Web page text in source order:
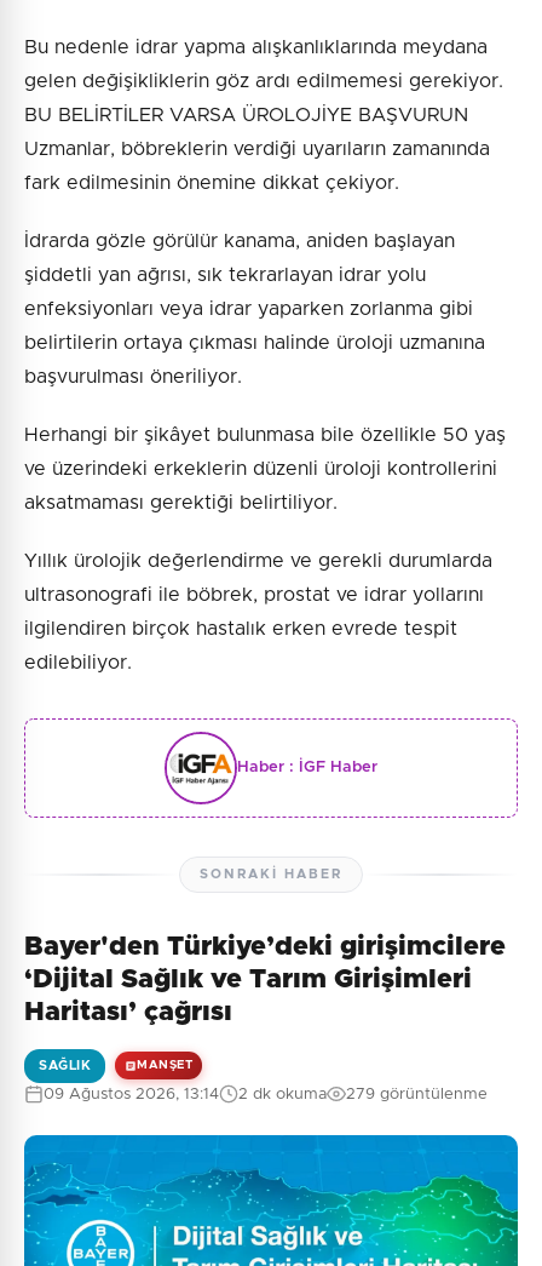
Bu nedenle idrar yapma alışkanlıklarında meydana
gelen değişikliklerin göz ardı edilmemesi gerekiyor.
BU BELİRTİLER VARSA ÜROLOJİYE BAŞVURUN
Uzmanlar, böbreklerin verdiği uyarıların zamanında
fark edilmesinin önemine dikkat çekiyor.
İdrarda gözle görülür kanama, aniden başlayan
şiddetli yan ağrısı, sık tekrarlayan idrar yolu
enfeksiyonları veya idrar yaparken zorlanma gibi
belirtilerin ortaya çıkması halinde üroloji uzmanına
başvurulması öneriliyor.
Herhangi bir şikâyet bulunmasa bile özellikle 50 yaş
ve üzerindeki erkeklerin düzenli üroloji kontrollerini
aksatmaması gerektiği belirtiliyor.
Yıllık ürolojik değerlendirme ve gerekli durumlarda
ultrasonografi ile böbrek, prostat ve idrar yollarını
ilgilendiren birçok hastalık erken evrede tespit
edilebiliyor.
Haber : İGF Haber
SONRAKI HABER
Bayer'den Türkiye’deki girişimcilere
‘Dijital Sağlık ve Tarım Girişimleri
Haritası’ çağrısı
SAĞLIK MANŞET
09 Ağustos 2026, 13:14 2 dk okuma 279 görüntülenme